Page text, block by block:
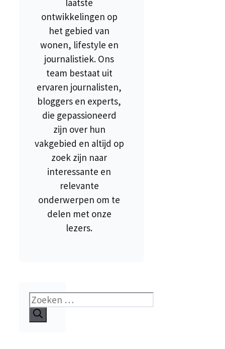
laatste
ontwikkelingen op
het gebied van
wonen, lifestyle en
journalistiek. Ons
team bestaat uit
ervaren journalisten,
bloggers en experts,
die gepassioneerd
zijn over hun
vakgebied en altijd op
zoek zijn naar
interessante en
relevante
onderwerpen om te
delen met onze
lezers.
Zoek
naar: